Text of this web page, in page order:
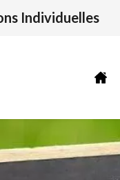
Individuelles